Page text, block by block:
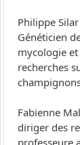
Philippe
Généticien
mycologie
recherches
Fabienne
diriger des